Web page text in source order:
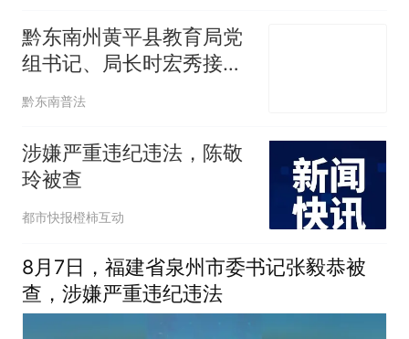
黔东南州黄平县教育局党
组书记、局长时宏秀接受
纪律审查和监察调查
黔东南普法
涉嫌严重违纪违法，陈敬
玲被查
都市快报橙柿互动
8月7日，福建省泉州市委书记张毅恭被
查，涉嫌严重违纪违法